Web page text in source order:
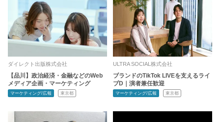
ダイレクト出版株式会社
【品川】政治経済・金融などのWeb
メディア企画・マーケティング
マーケティング/広報 東京都
ULTRA SOCIAL株式会社
ブランドのTikTok LIVEを支えるライ
ブD｜演者兼任歓迎
マーケティング/広報 東京都